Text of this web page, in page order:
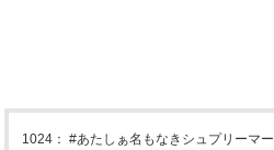
1024 ：#あたしぁ名もなきシュプリーマー